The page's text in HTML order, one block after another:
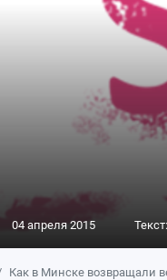
04 апреля 2015 Текст:
Как в Минске возвращали